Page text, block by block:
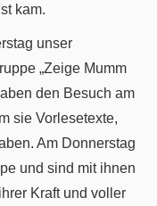
kam.
unser
„Zeige Mumm
den Besuch am
sie Vorlesetexte,
Am Donnerstag
und sind mit ihnen
Kraft und voller